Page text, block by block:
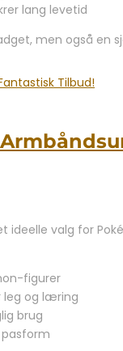
lang levetid
men også en
ideelle valg for
figurer
leg og læring
brug